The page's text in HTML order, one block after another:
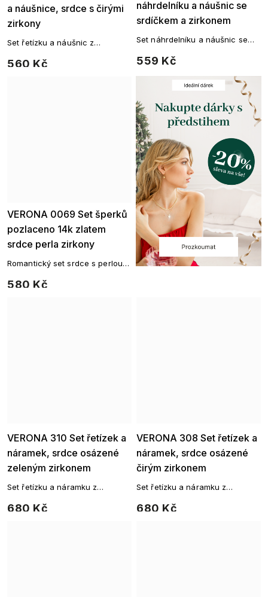
a náušnice, srdce s čirými
zirkony
560 Kč
Set řetízku a náušnic z
náhrdelníku a náušnic se
srdíčkem a zirkonem
559 Kč
Set náhrdelníku a náušnic se
VERONA 0069 Set šperků
pozlaceno 14k zlatem
srdce perla zirkony
580 Kč
Romantický set srdce s perlou z
VERONA 310 Set řetízek a
náramek, srdce osázené
zeleným zirkonem
Ellami
680 Kč
Set řetízku a náramku z
VERONA 308 Set řetízek a
náramek, srdce osázené
čirým zirkonem
Ellami
680 Kč
Set řetízku a náramku z